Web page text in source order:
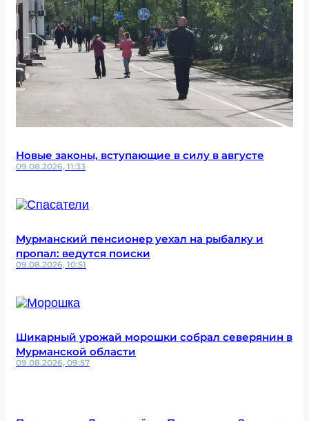
Новые законы, вступающие в силу в августе
09.08.2026, 11:33
Мурманский пенсионер уехал на рыбалку и
пропал: ведутся поиски
09.08.2026, 10:51
Шикарный урожай морошки собрал северянин в
Мурманской области
09.08.2026, 09:57